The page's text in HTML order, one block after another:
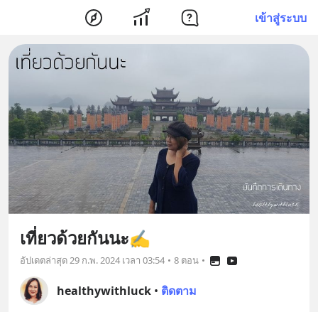
เข้าสู่ระบบ
เที่ยวด้วยกันนะ✍️
อัปเดตล่าสุด29 ก.พ. 2024 เวลา 03:54 • 8 ตอน •
healthywithluck • ติดตาม